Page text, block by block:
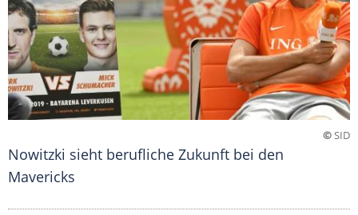
©SID
Nowitzki sieht berufliche Zukunft bei den
Mavericks